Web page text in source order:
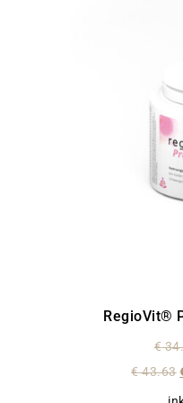
RegioVit®
€
€43.63